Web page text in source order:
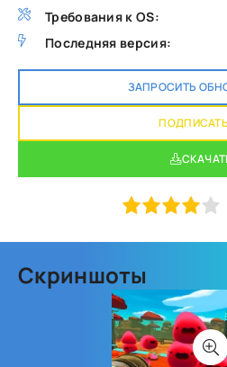
Требования к OS:
Последняя версия:
ЗАПРОСИТЬ
Скриншоты